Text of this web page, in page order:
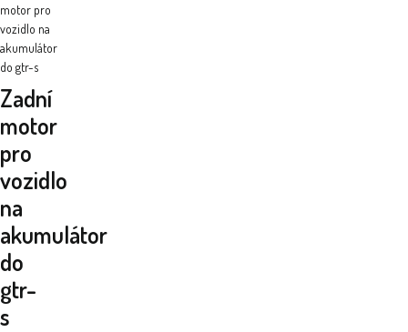
motor pro
vozidlo na
akumulátor
do gtr-s
Zadní
motor
pro
vozidlo
na
akumulátor
do
gtr-
s